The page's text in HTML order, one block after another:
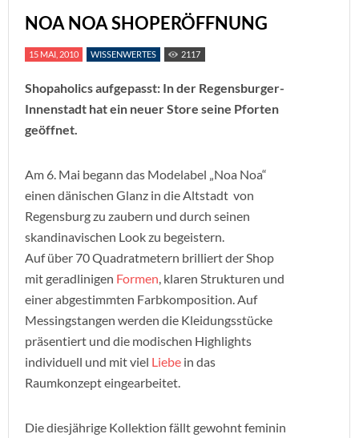
NOA NOA SHOPERÖFFNUNG
15 MAI, 2010 WISSENWERTES 2117
Shopaholics aufgepasst: In der Regensburger-
Innenstadt hat ein neuer Store seine Pforten
geöffnet.
Am 6. Mai begann das Modelabel „Noa Noa“
einen dänischen Glanz in die Altstadt von
Regensburg zu zaubern und durch seinen
skandinavischen Look zu begeistern.
Auf über 70 Quadratmetern brilliert der Shop
mit geradlinigen Formen, klaren Strukturen und
einer abgestimmten Farbkomposition. Auf
Messingstangen werden die Kleidungsstücke
präsentiert und die modischen Highlights
individuell und mit viel Liebe in das
Raumkonzept eingearbeitet.
Die diesjährige Kollektion fällt gewohnt feminin